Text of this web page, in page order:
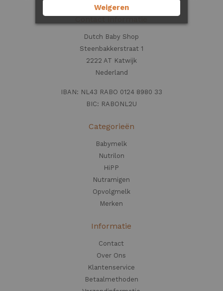
Contact informatie
Dutch Baby Shop
Steenbakkerstraat 1
2222 AT Katwijk
Nederland
IBAN: NL43 RABO 0124 8980 33
BIC: RABONL2U
Categorieën
Babymelk
Nutrilon
HiPP
Nutramigen
Opvolgmelk
Merken
Informatie
Contact
Over Ons
Klantenservice
Betaalmethoden
Weigeren